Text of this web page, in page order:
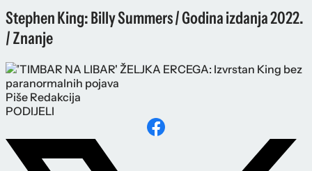
Stephen King: Billy Summers / Godina izdanja 2022.
/ Znanje
Piše Redakcija
PODIJELI